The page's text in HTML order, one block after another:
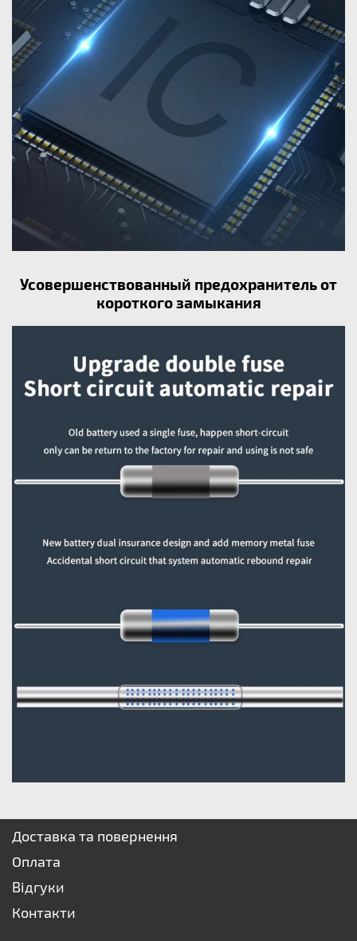
Усовершенствованный предохранитель от
короткого замыкания
Доставка та повернення
Оплата
Відгуки
Контакти